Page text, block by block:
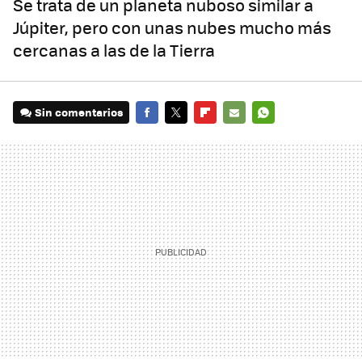
Se trata de un planeta nuboso similar a
Júpiter, pero con unas nubes mucho más
cercanas a las de la Tierra
Sin comentarios
MAIL